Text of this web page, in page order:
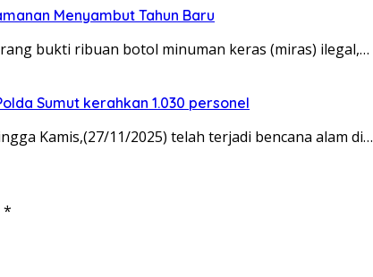
Menyambut Tahun Baru
bukti ribuan botol minuman keras (miras) ilegal,…
Sumut kerahkan 1.030 personel
Kamis,(27/11/2025) telah terjadi bencana alam di…
*